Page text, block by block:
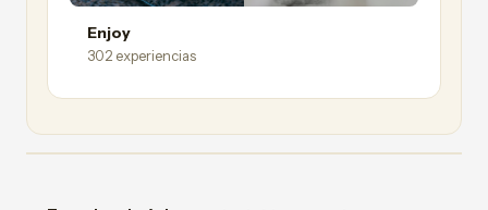
Enjoy
302 experiencias